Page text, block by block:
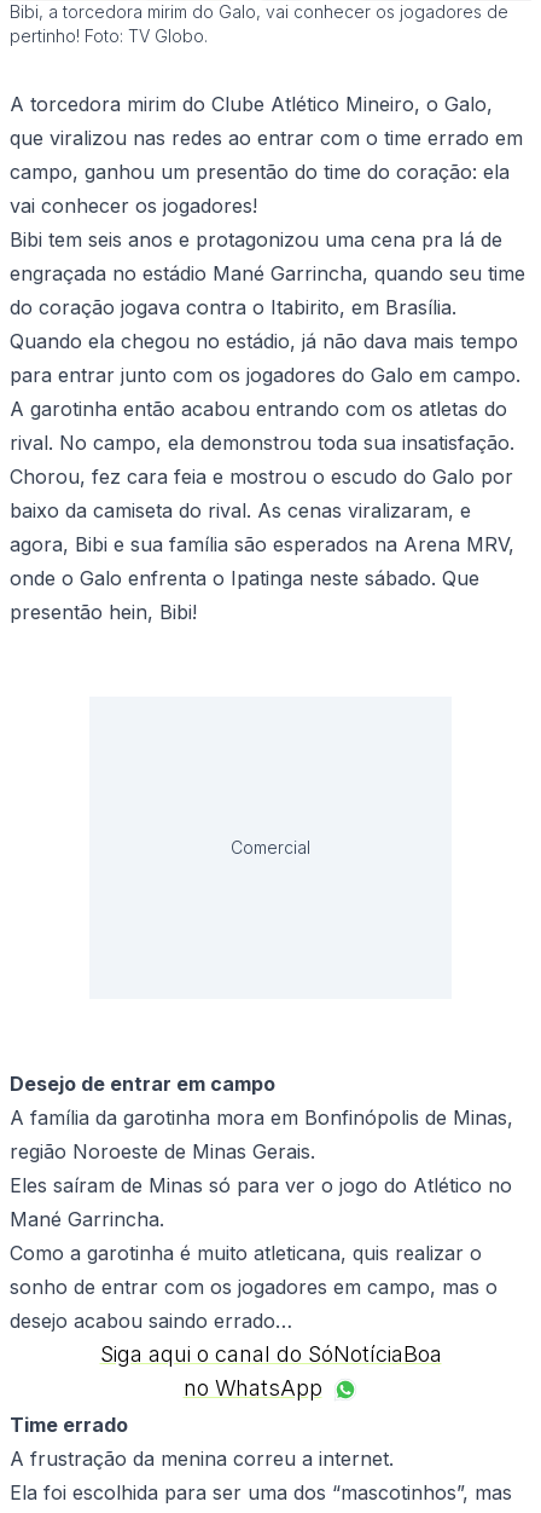
Bibi, a torcedora mirim do Galo, vai conhecer os jogadores de
pertinho! Foto: TV Globo.
A torcedora mirim do Clube Atlético Mineiro, o Galo,
que viralizou nas redes ao entrar com o time errado em
campo, ganhou um presentão do time do coração: ela
vai conhecer os jogadores!
Bibi tem seis anos e protagonizou uma cena pra lá de
engraçada no estádio Mané Garrincha, quando seu time
do coração jogava contra o Itabirito, em Brasília.
Quando ela chegou no estádio, já não dava mais tempo
para entrar junto com os jogadores do Galo em campo.
A garotinha então acabou entrando com os atletas do
rival. No campo, ela demonstrou toda sua insatisfação.
Chorou, fez cara feia e mostrou o escudo do Galo por
baixo da camiseta do rival. As cenas viralizaram, e
agora, Bibi e sua família são esperados na Arena MRV,
onde o Galo enfrenta o Ipatinga neste sábado. Que
presentão hein, Bibi!
Comercial
Desejo de entrar em campo
A família da garotinha mora em Bonfinópolis de Minas,
região Noroeste de Minas Gerais.
Eles saíram de Minas só para ver o jogo do Atlético no
Mané Garrincha.
Como a garotinha é muito atleticana, quis realizar o
sonho de entrar com os jogadores em campo, mas o
desejo acabou saindo errado…
Siga aqui o canal do SóNotíciaBoa
no WhatsApp
Time errado
A frustração da menina correu a internet.
Ela foi escolhida para ser uma dos “mascotinhos”, mas